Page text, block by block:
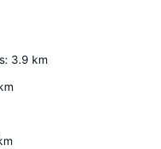
: 3.9 km